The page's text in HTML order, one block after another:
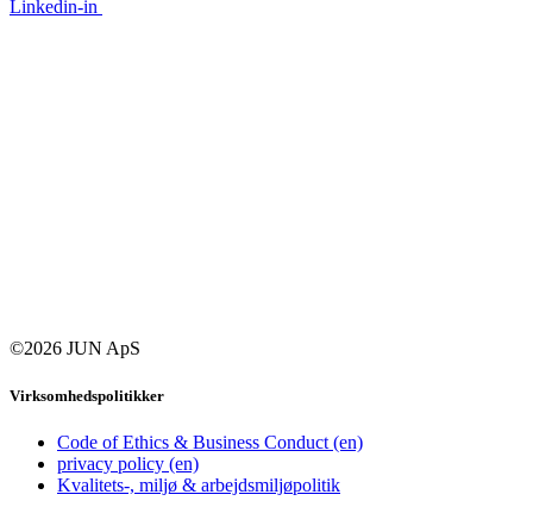
Linkedin-in
©2026 JUN ApS
Virksomhedspolitikker
Code of Ethics & Business Conduct (en)
privacy policy (en)
Kvalitets-, miljø & arbejdsmiljøpolitik